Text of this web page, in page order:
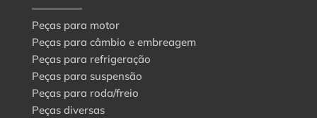
Peças para motor
Peças para câmbio e embreagem
Peças para refrigeração
Peças para suspensão
Peças para roda/freio
Peças diversas